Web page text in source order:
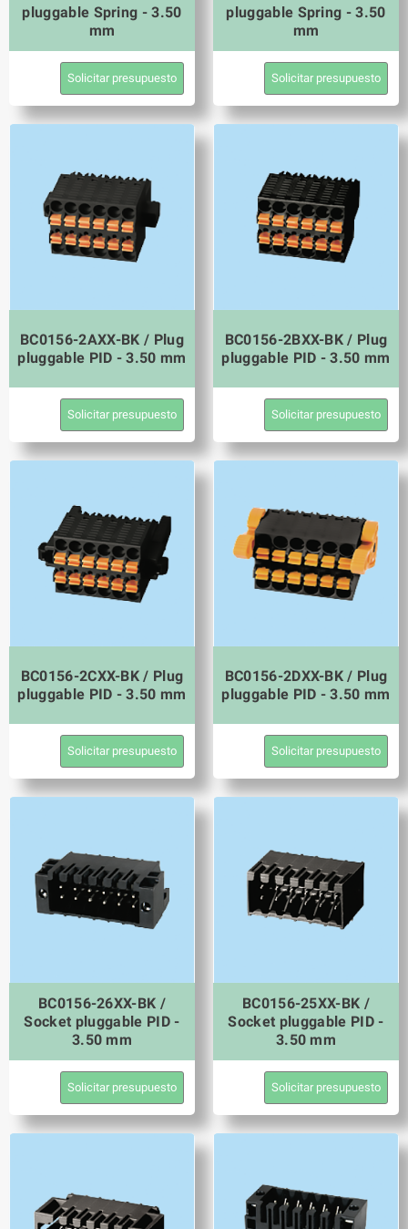
pluggable Spring - 3.50
mm
Solicitar presupuesto
pluggable Spring - 3.50
mm
Solicitar presupuesto
BC0156-2AXX-BK / Plug
pluggable PID - 3.50 mm
Solicitar presupuesto
BC0156-2BXX-BK / Plug
pluggable PID - 3.50 mm
Solicitar presupuesto
BC0156-2CXX-BK / Plug
pluggable PID - 3.50 mm
Solicitar presupuesto
BC0156-2DXX-BK / Plug
pluggable PID - 3.50 mm
Solicitar presupuesto
BC0156-26XX-BK /
Socket pluggable PID -
3.50 mm
Solicitar presupuesto
BC0156-25XX-BK /
Socket pluggable PID -
3.50 mm
Solicitar presupuesto